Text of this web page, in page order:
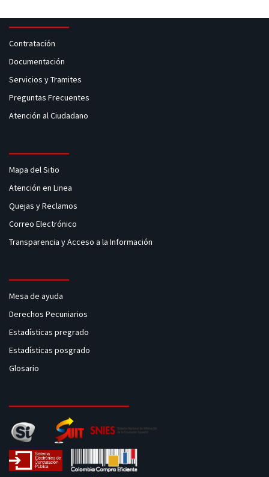
Contratación
Documentación
Servicios y Tramites
Preguntas Frecuentes
Atención al Ciudadano
Mapa del Sitio
Atención en Linea
Quejas y Reclamos
Correo Electrónico
Transparencia y Acceso a la Información
Mesa de ayuda
Derechos Pecuniarios
Estadísticas pregrado
Estadísticas posgrado
Glosario